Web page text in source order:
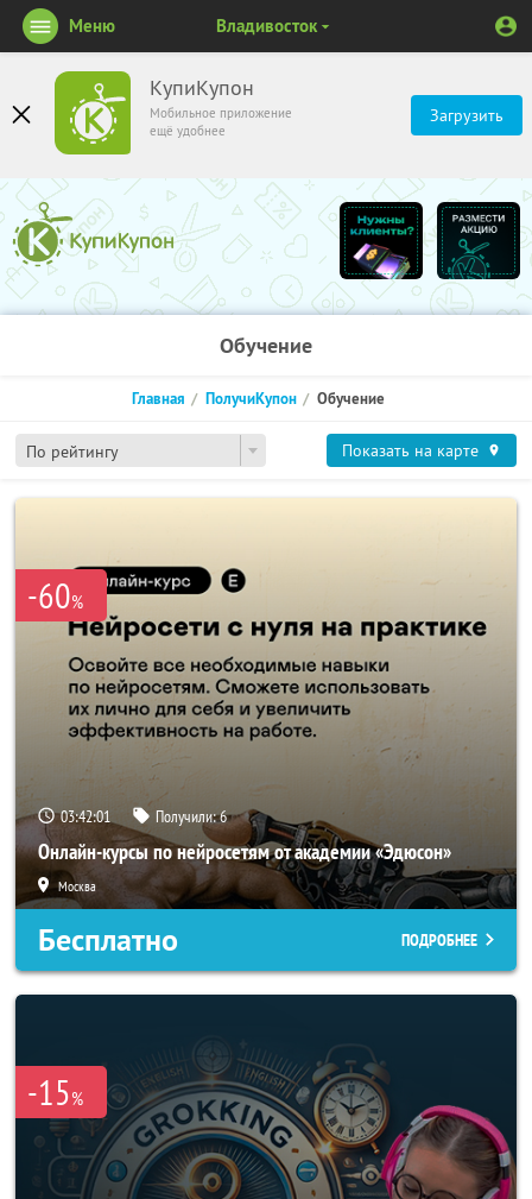
КупиКупон
Мобильное приложение
ещё удобнее
Загрузить
Меню Владивосток
Обучение
По рейтингу
Главная ПолучиКупон Обучение
Показать на карте
-60%
03:41:58 Получили:6
Онлайн-курсы по нейросетям от академии «Эдюсон»
Москва
Бесплатно ПОДРОБНЕЕ
-15%